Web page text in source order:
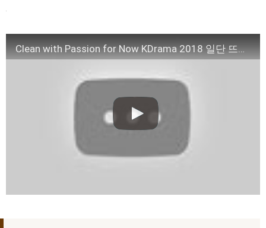
Clean with Passion for Now KDrama 2018 일단 뜨겁게 청소하라!! – with me…stay… 나와 함께 있어줘… 김유정 윤균상